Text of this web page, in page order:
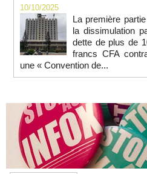
10/10/2025
La première
la dissimulation
dette de plus de
francs CFA
une « Convention de...